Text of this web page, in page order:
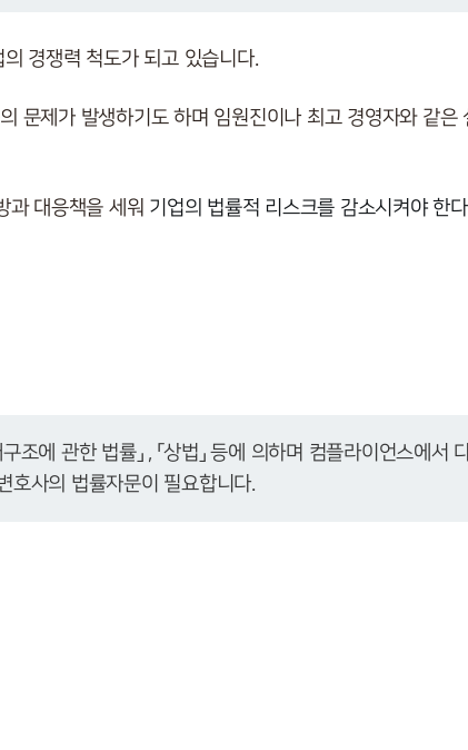
글로벌
통
사례분석
경쟁력 척도가 되고 있습니다.
문제가 발생하기도 하며 임원진이나 최고 경영자와 같은
과 대응책을 세워 기업의 법률적 리스크를 감소시켜야 한
에 관한 법률」 , 「상법」 등에 의하며 컴플라이언스에서
사의 법률자문이 필요합니다.